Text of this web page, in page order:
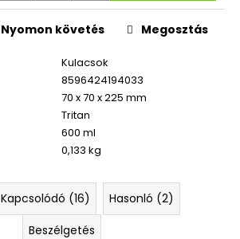
Kulacsok
8596424194033
70 x 70 x 225 mm
Tritan
600 ml
0,133 kg
Nyomon követés Megosztás
Kapcsolódó (16)
Hasonló (2)
Beszélgetés